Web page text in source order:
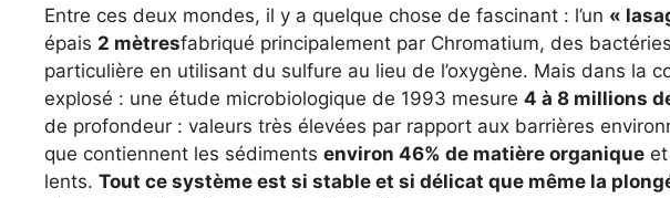
Entre ces deux mondes, il y a quelque chose de fascinant : l’un «
épais 2 mètresfabriqué principalement par Chromatium, des
particulière en utilisant du sulfure au lieu de l’oxygène. Mais dans la
explosé : une étude microbiologique de 1993 mesure 4 à 8 millions
de profondeur : valeurs très élevées par rapport aux barrières
que contiennent les sédiments environ 46% de matière organique
lents. Tout ce système est si stable et si délicat que même la